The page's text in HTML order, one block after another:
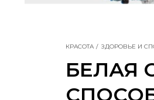
КРАСОТА ЗДОРОВЬЕ И
БЕЛАЯ